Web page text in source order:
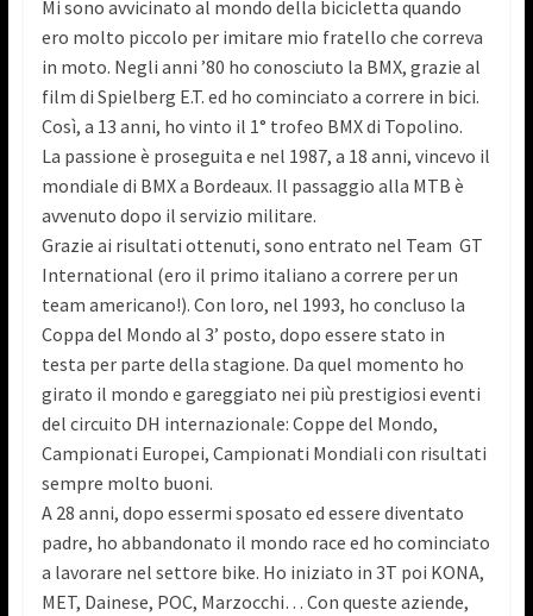
Mi sono avvicinato al mondo della bicicletta quando
ero molto piccolo per imitare mio fratello che correva
in moto. Negli anni ’80 ho conosciuto la BMX, grazie al
film di Spielberg E.T. ed ho cominciato a correre in bici.
Così, a 13 anni, ho vinto il 1° trofeo BMX di Topolino.
La passione è proseguita e nel 1987, a 18 anni, vincevo il
mondiale di BMX a Bordeaux. Il passaggio alla MTB è
avvenuto dopo il servizio militare.
Grazie ai risultati ottenuti, sono entrato nel Team GT
International (ero il primo italiano a correre per un
team americano!). Con loro, nel 1993, ho concluso la
Coppa del Mondo al 3’ posto, dopo essere stato in
testa per parte della stagione. Da quel momento ho
girato il mondo e gareggiato nei più prestigiosi eventi
del circuito DH internazionale: Coppe del Mondo,
Campionati Europei, Campionati Mondiali con risultati
sempre molto buoni.
A 28 anni, dopo essermi sposato ed essere diventato
padre, ho abbandonato il mondo race ed ho cominciato
a lavorare nel settore bike. Ho iniziato in 3T poi KONA,
MET, Dainese, POC, Marzocchi… Con queste aziende,